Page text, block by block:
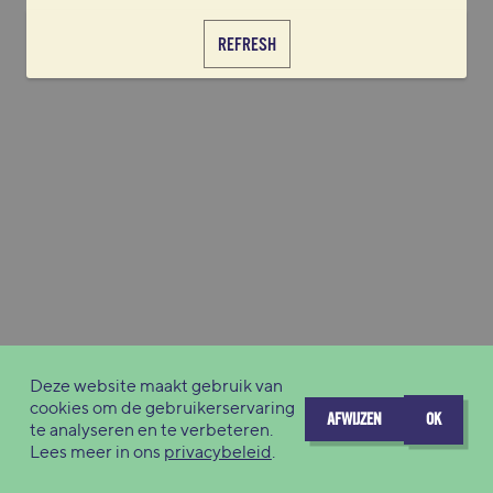
REFRESH
Deze website maakt gebruik van
cookies om de gebruikerservaring
te analyseren en te verbeteren.
Lees meer in ons privacybeleid.
AFWIJZEN OK